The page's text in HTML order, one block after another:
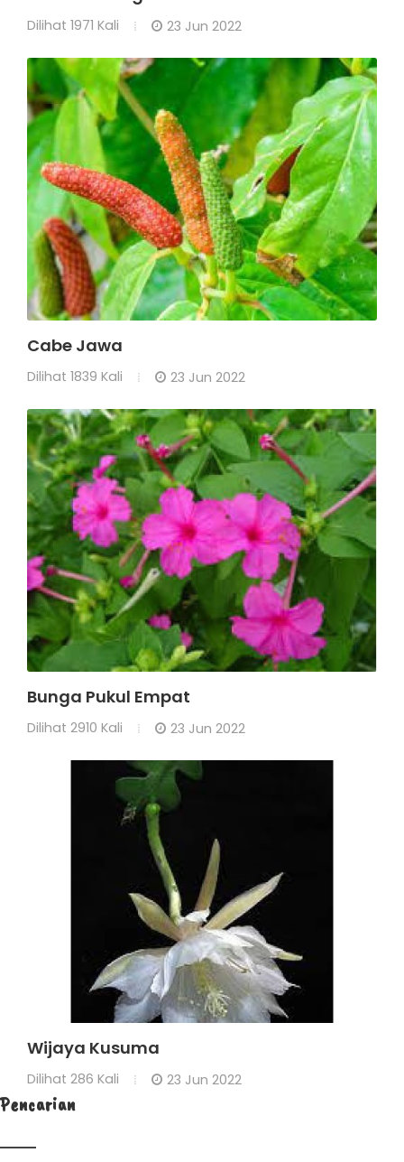
Dilihat 1971 Kali 23 Jun 2022
Cabe Jawa
Dilihat 1839 Kali 23 Jun 2022
Bunga Pukul Empat
Dilihat 2910 Kali 23 Jun 2022
Wijaya Kusuma
Dilihat 286 Kali 23 Jun 2022
Pencarian